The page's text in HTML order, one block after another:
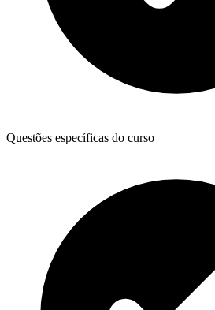
Questões específicas do curso